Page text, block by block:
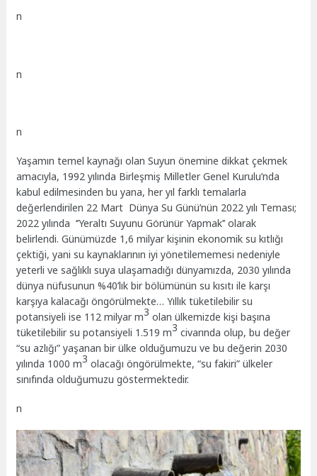
n
n
n
Yaşamın temel kaynağı olan Suyun önemine dikkat çekmek
amacıyla, 1992 yılında Birleşmiş Milletler Genel Kurulu’nda
kabul edilmesinden bu yana, her yıl farklı temalarla
değerlendirilen 22 Mart Dünya Su Günü’nün 2022 yılı Teması;
2022 yılında ‘’Yeraltı Suyunu Görünür Yapmak’’ olarak
belirlendi. Günümüzde 1,6 milyar kişinin ekonomik su kıtlığı
çektiği, yani su kaynaklarının iyi yönetilememesi nedeniyle
yeterli ve sağlıklı suya ulaşamadığı dünyamızda, 2030 yılında
dünya nüfusunun %40’lık bir bölümünün su kısıtı ile karşı
karşıya kalacağı öngörülmekte… Yıllık tüketilebilir su
potansiyeli ise 112 milyar m3 olan ülkemizde kişi başına
tüketilebilir su potansiyeli 1.519 m3 civarında olup, bu değer
“su azlığı” yaşanan bir ülke olduğumuzu ve bu değerin 2030
yılında 1000 m3 olacağı öngörülmekte, “su fakiri” ülkeler
sınıfında olduğumuzu göstermektedir.
n